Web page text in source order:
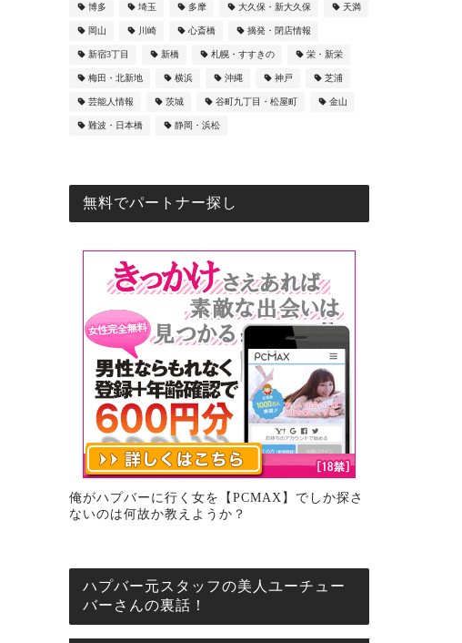
博多 埼玉 多摩 大久保・新大久保 天満
岡山 川崎 心斎橋 摘発・閉店情報
新宿3丁目 新橋 札幌・すすきの 栄・新栄
梅田・北新地 横浜 沖縄 神戸 芝浦
芸能人情報 茨城 谷町九丁目・松屋町 金山
難波・日本橋 静岡・浜松
無料でパートナー探し
俺がハプバーに行く女を【PCMAX】でしか探さ
ないのは何故か教えようか？
ハプバー元スタッフの美人ユーチュー
バーさんの裏話！